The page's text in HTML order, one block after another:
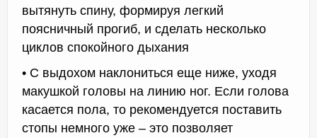
вытянуть спину, формируя легкий
поясничный прогиб, и сделать несколько
циклов спокойного дыхания
• С выдохом наклониться еще ниже, уходя
макушкой головы на линию ног. Если голова
касается пола, то рекомендуется поставить
стопы немного уже – это позволяет